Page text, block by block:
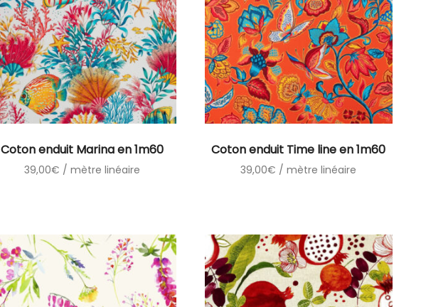
Coton enduit Marina en 1m60
39,00€ / mètre linéaire
Coton enduit Time line en 1m60
39,00€ / mètre linéaire